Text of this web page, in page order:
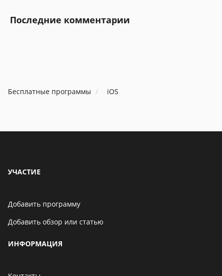
Последние комментарии
Бесплатные программы iOS
УЧАСТИЕ
Добавить программу
Добавить обзор или статью
ИНФОРМАЦИЯ